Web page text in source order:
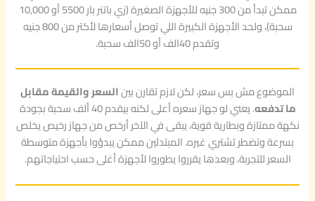
ممكن تبدأ من 300 جنيه للأجهزة الصغيرة (زي باتنر بار 5500 أو 10,000
سحبة)، ولحد الأجهزة الكبيرة اللي توصل أسعارها لأكتر من 800 جنيه
وتقدم 40الف أو 50الف سحبة.
الموضوع مش بس سعر، لكن لازم تقارن بينالسعر والقيمة مقابل
ما تدفعه
. يعني لو جهاز سعره أعلى لكنه بيقدم 40 ألف سحبة بجودة
نكهة ممتازة وبطارية قوية، يبقى في الآخر أرخص من جهاز رخيص يخلص
بسرعة وتضطر تشتري غيره. المبتدئين ممكن يبدؤوا بأجهزة متوسطة
السعر للتجربة، وبعدها يقرروا يطوروا لأجهزة أغلى حسب احتياجاتهم.